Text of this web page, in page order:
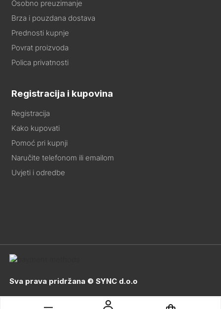
Osobno preuzimanje
Brza i pouzdana dostava
Prednosti kupnje
Povrat proizvoda
Polica privatnosti
Registracija i kupovina
Registracija
Kako kupovati
Pomoć pri kupnji
Naručite telefonom ili emailom
Uvjeti i odredbe
Sva prava pridržana © SYNC d.o.o